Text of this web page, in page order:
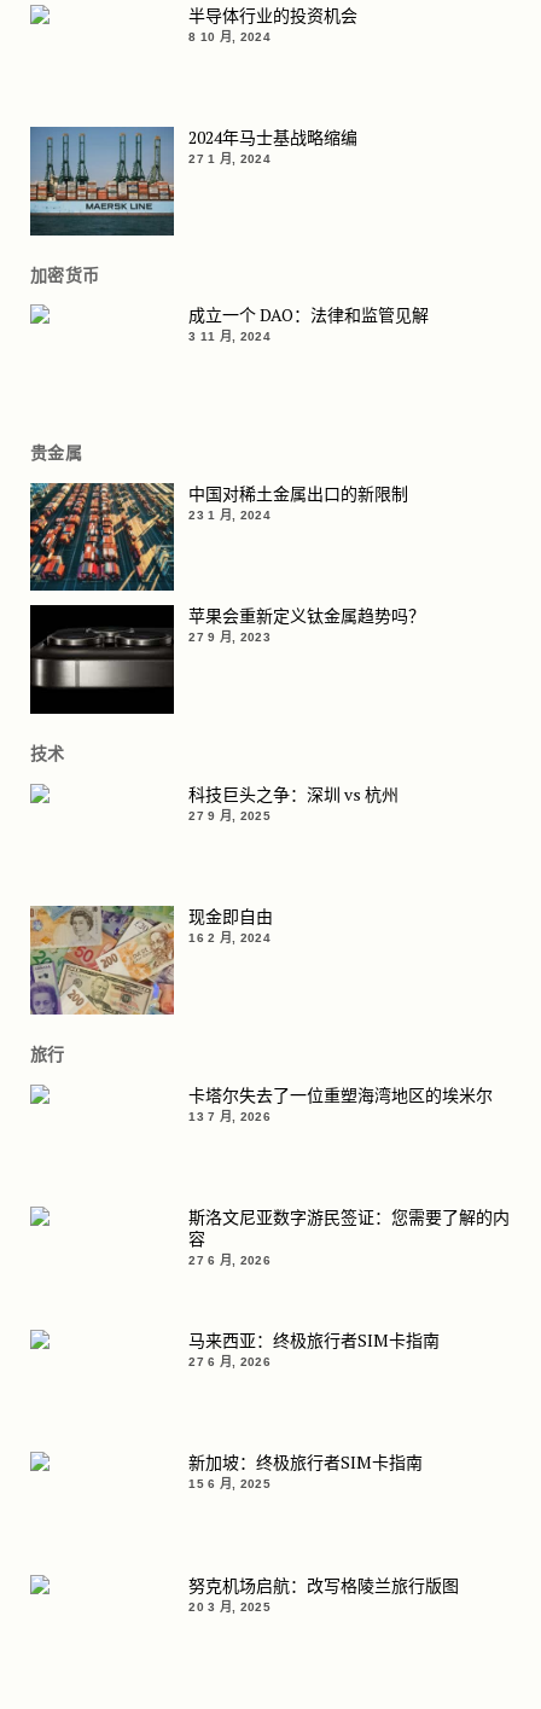
半导体行业的投资机会
8 10 月, 2024
2024年马士基战略缩编
27 1 月, 2024
加密货币
成立一个 DAO：法律和监管见解
3 11 月, 2024
贵金属
中国对稀土金属出口的新限制
23 1 月, 2024
苹果会重新定义钛金属趋势吗？
27 9 月, 2023
技术
科技巨头之争：深圳 vs 杭州
27 9 月, 2025
现金即自由
16 2 月, 2024
旅行
卡塔尔失去了一位重塑海湾地区的埃米尔
13 7 月, 2026
斯洛文尼亚数字游民签证：您需要了解的内
容
27 6 月, 2026
马来西亚：终极旅行者SIM卡指南
27 6 月, 2026
新加坡：终极旅行者SIM卡指南
15 6 月, 2025
努克机场启航：改写格陵兰旅行版图
20 3 月, 2025